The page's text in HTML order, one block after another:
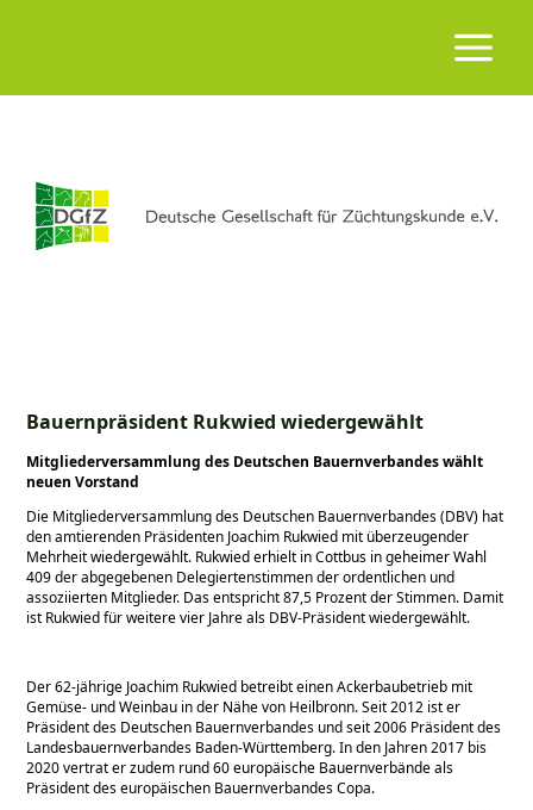
Bauernpräsident Rukwied wiedergewählt
Mitgliederversammlung des Deutschen Bauernverbandes wählt
neuen Vorstand
Die Mitgliederversammlung des Deutschen Bauernverbandes (DBV) hat
den amtierenden Präsidenten Joachim Rukwied mit überzeugender
Mehrheit wiedergewählt. Rukwied erhielt in Cottbus in geheimer Wahl
409 der abgegebenen Delegiertenstimmen der ordentlichen und
assoziierten Mitglieder. Das entspricht 87,5 Prozent der Stimmen. Damit
ist Rukwied für weitere vier Jahre als DBV-Präsident wiedergewählt.
Der 62-jährige Joachim Rukwied betreibt einen Ackerbaubetrieb mit
Gemüse- und Weinbau in der Nähe von Heilbronn. Seit 2012 ist er
Präsident des Deutschen Bauernverbandes und seit 2006 Präsident des
Landesbauernverbandes Baden-Württemberg. In den Jahren 2017 bis
2020 vertrat er zudem rund 60 europäische Bauernverbände als
Präsident des europäischen Bauernverbandes Copa.